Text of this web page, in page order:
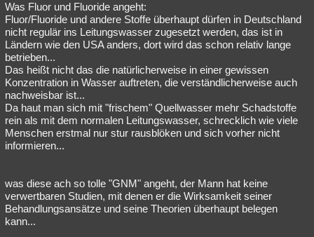
Was Fluor und Fluoride angeht:
Fluor/Fluoride und andere Stoffe überhaupt dürfen in Deutschland
nicht regulär ins Leitungswasser zugesetzt werden, das ist in
Ländern wie den USA anders, dort wird das schon relativ lange
betrieben...
Das heißt nicht das die natürlicherweise in einer gewissen
Konzentration in Wasser auftreten, die verständlicherweise auch
nachweisbar ist...
Da haut man sich mit "frischem" Quellwasser mehr Schadstoffe
rein als mit dem normalen Leitungswasser, schrecklich wie viele
Menschen erstmal nur stur rausblöken und sich vorher nicht
informieren...
was diese ach so tolle "GNM" angeht, der Mann hat keine
verwertbaren Studien, mit denen er die Wirksamkeit seiner
Behandlungsansätze und seine Theorien überhaupt belegen
kann...